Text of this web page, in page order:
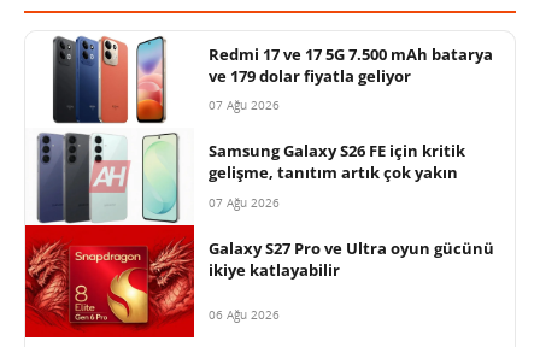
Redmi 17 ve 17 5G 7.500 mAh batarya
ve 179 dolar fiyatla geliyor
07 Ağu 2026
Samsung Galaxy S26 FE için kritik
gelişme, tanıtım artık çok yakın
07 Ağu 2026
Galaxy S27 Pro ve Ultra oyun gücünü
ikiye katlayabilir
06 Ağu 2026